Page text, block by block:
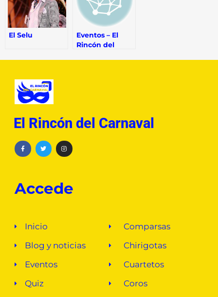
El Selu
Eventos – El
Rincón del
El Rincón del Carnaval
Accede
Inicio
Blog y noticias
Eventos
Quiz
Comparsas
Chirigotas
Cuartetos
Coros